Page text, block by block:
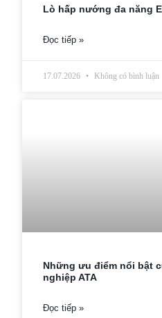
Lò hấp nướng đa năng
Đọc tiếp »
17.07.2026 Không có bình luận
Những ưu điểm nổi bật
nghiệp ATA
Đọc tiếp »